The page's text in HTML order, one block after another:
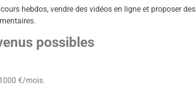
hebdos, vendre des vidéos en ligne et proposer des
possibles
€/mois.